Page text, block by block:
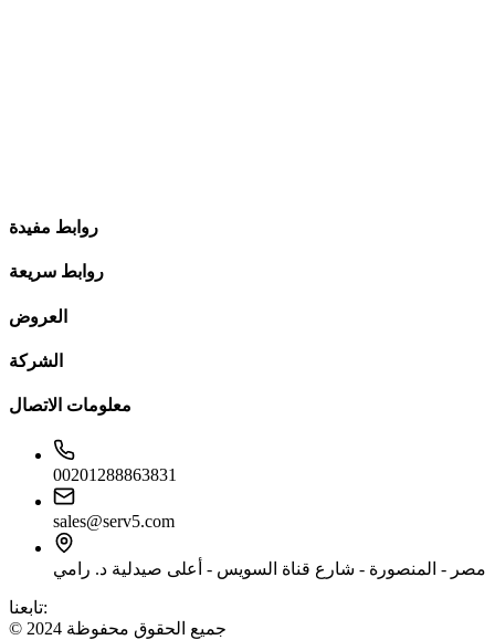
روابط مفيدة
روابط سريعة
العروض
الشركة
معلومات الاتصال
00201288863831
sales@serv5.com
مصر - المنصورة - شارع قناة السويس - أعلى صيدلية د. رامي
تابعنا:
© 2024 جميع الحقوق محفوظة